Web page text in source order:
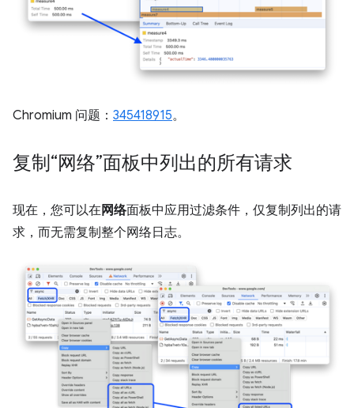
Chromium 问题： 345418915。
复制“网络”面板中列出的所有请求
现在，您可以在网络面板中应用过滤条件，仅复制列出的请
求，而无需复制整个网络日志。